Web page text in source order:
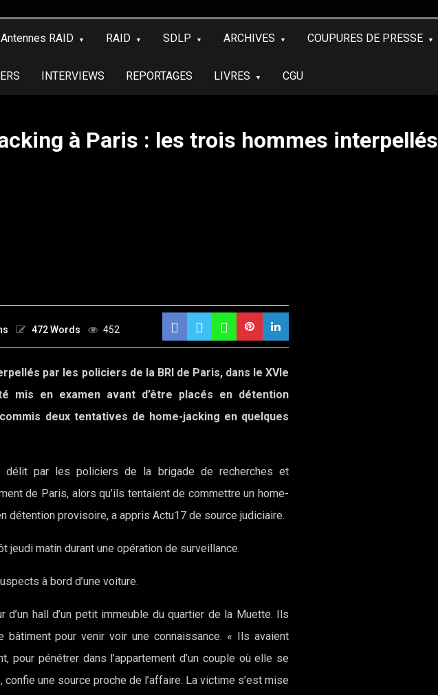
RAID RAID SDLP ARCHIVES COUPURES DE PRESSE
INTERVIEWS REPORTAGES LIVRES CGU
à Paris : les trois hommes
472 Words 452
par les policiers de la BRI de Paris, dans le XVIe
mis en examen avant d’être placés en détention
deux tentatives de home-jacking en quelques
délit par les policiers de la brigade de recherches et
de Paris, alors qu’ils tentaient de commettre un home-
détention provisoire, a appris Actu17 de source judiciaire.
jeudi matin durant une opération de surveillance.
à bord d’une voiture.
hall d’un petit immeuble du quartier de la Muette. Ils
pour venir voir une connaissance. « Ils avaient
pour pénétrer dans l’appartement d’un couple où elle se
une source proche de l’affaire. La victime s’est mise